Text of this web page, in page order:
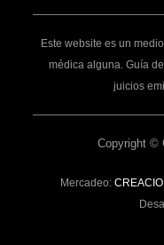
mail)
Este website es un
médica alguna. Guía
juicios
Copyright ©
Mercadeo: